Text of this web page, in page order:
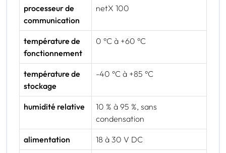
processeur de
communication
netX 100
température de
fonctionnement
0 °C à +60 °C
température de
stockage
-40 °C à +85 °C
humidité relative
10 % à 95 %, sans
condensation
alimentation 18 à 30 V DC